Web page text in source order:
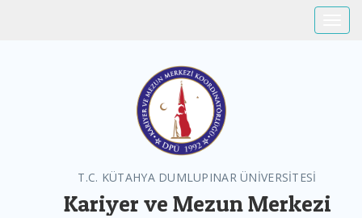
T.C. KÜTAHYA DUMLUPINAR ÜNİVERSİTESİ
Kariyer ve Mezun Merkezi